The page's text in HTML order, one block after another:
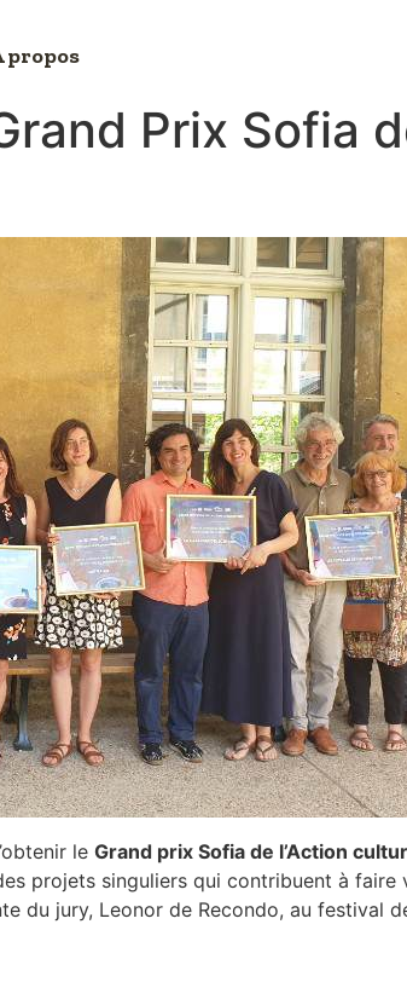
propos
Prix Sofia
le Grand prix Sofia de l’Action
projets singuliers qui contribuent à
du jury, Leonor de Recondo, au festival